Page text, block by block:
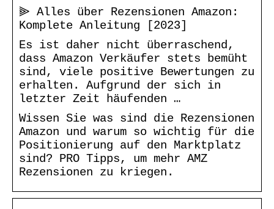
⫸ Alles über Rezensionen Amazon:
Komplete Anleitung [2023]
Es ist daher nicht überraschend,
dass Amazon Verkäufer stets bemüht
sind, viele positive Bewertungen zu
erhalten. Aufgrund der sich in
letzter Zeit häufenden …
Wissen Sie was sind die Rezensionen
Amazon und warum so wichtig für die
Positionierung auf den Marktplatz
sind? PRO Tipps, um mehr AMZ
Rezensionen zu kriegen.